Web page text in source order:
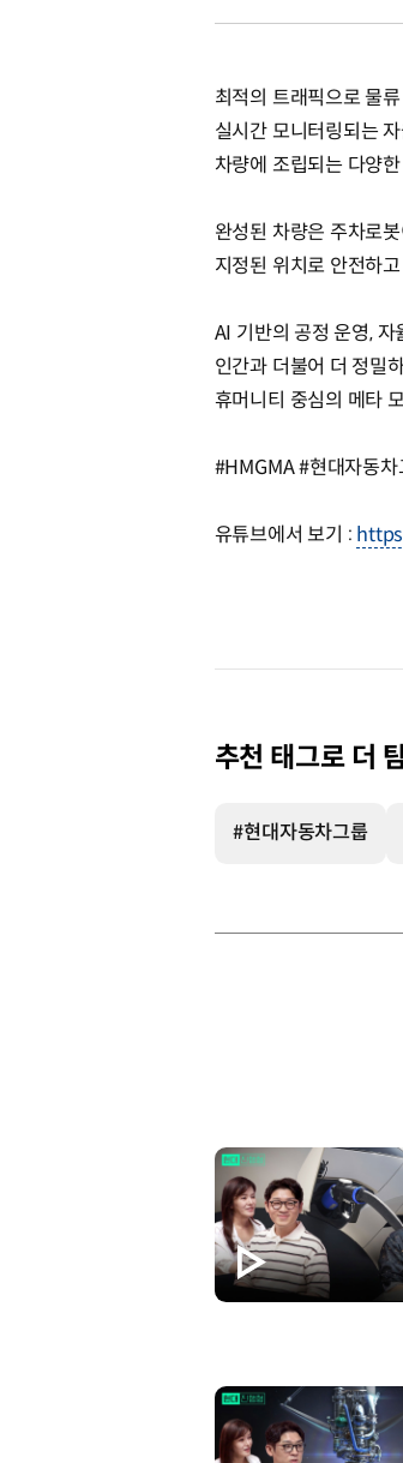
최적의 트래픽으로 물
실시간 모니터링되는
차량에 조립되는 다양
완성된 차량은 주차로
지정된 위치로 안전하
AI 기반의 공정 운영, 자
인간과 더불어 더 정밀
휴머니티 중심의 메타
#HMGMA #현대자동
유튜브에서 보기 :
추천 태그로 더
#현대자동차그룹